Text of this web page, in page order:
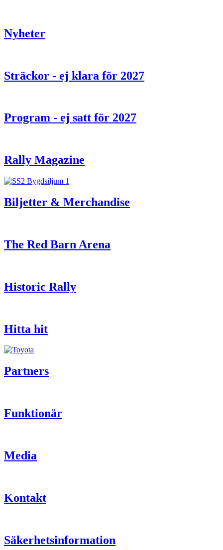
Nyheter
Sträckor - ej klara för 2027
Program - ej satt för 2027
Rally Magazine
Biljetter & Merchandise
The Red Barn Arena
Historic Rally
Hitta hit
Partners
Funktionär
Media
Kontakt
Säkerhetsinformation